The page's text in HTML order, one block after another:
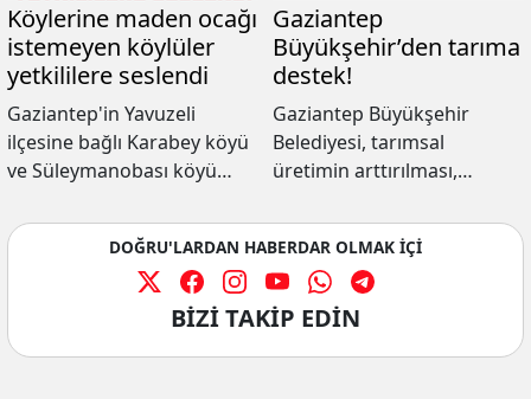
Köylerine maden ocağı
istemeyen köylüler
yetkililere seslendi
Gaziantep'in Yavuzeli
ilçesine bağlı Karabey köyü
ve Süleymanobası köyü
maden ocağı kurulacak
olmasına tepki gösteren
köy halkı, mera ve ormanın
yok olmasını istemediklerini
belirttiler.
Gaziantep
Büyükşehir’den tarıma
destek!
Gaziantep Büyükşehir
Belediyesi, tarımsal
üretimin arttırılması,
benimsenmesi ve çiftçinin
maddi olarak refaha
kavuşması amacıyla yaptığı
desteklerini ihtiyaçları
DOĞRU'LARDAN HABERDAR OLMAK İÇİ
BİZİ TAKİP EDİN